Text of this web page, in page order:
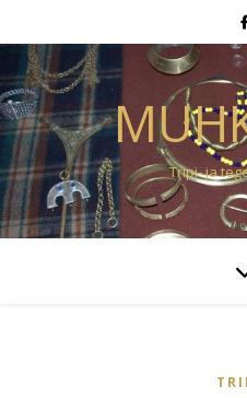
Tripi- ja